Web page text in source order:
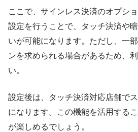
ここで、サインレス決済のオプシ
設定を行うことで、タッチ決済や
いが可能になります。ただし、一
ンを求められる場合があるため、
い。
設定後は、タッチ決済対応店舗で
になります。この機能を活用する
が楽しめるでしょう。